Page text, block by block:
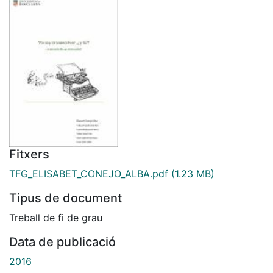
Fitxers
TFG_ELISABET_CONEJO_ALBA.pdf (1.23 MB)
Tipus de document
Treball de fi de grau
Data de publicació
2016